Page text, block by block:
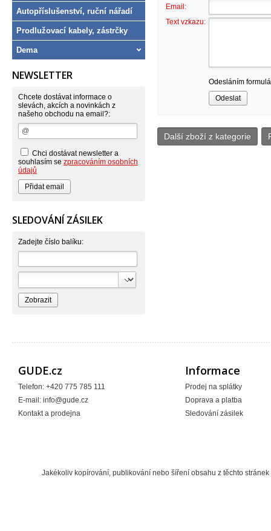
Email:
Text vzkazu:
Odesláním
Další zboží z kategorie
Autopříslušenství, ruční nářadí
Prodlužovací kabely, zástrčky
Dema
NEWSLETTER
Chcete dostávat informace o
slevách, akcích a novinkách z
našeho obchodu na email?:
Chci dostávat newsletter a
souhlasím se zpracováním osobních
údajů
SLEDOVÁNÍ ZÁSILEK
Zadejte číslo balíku:
GUDE.cz
Telefon: +420 775 785 111
E-mail: info@gude.cz
Kontakt a prodejna
Informace
Prodej na splátky
Doprava a platba
Sledování zásilek
Jakékoliv kopírování, publikování nebo šíření obsahu z těchto